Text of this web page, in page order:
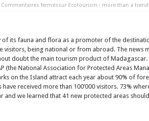
Commentaires ferméssur Ecotourism : more than a trend
its fauna and flora as a promoter of the
visitors, being national or from abroad. The news
doubt the main tourism product of Madagascar.
(the National Association for Protected Areas
on the Island attract each year about 90% of
received more than 100’000 visitors. 73%
and we learned that 41 new protected areas